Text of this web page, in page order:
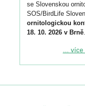
se Slovenskou
SOS/BirdLife
ornitologickou
18. 10. 2026 v Brně.
Podrobnější
Registrovat se
... více